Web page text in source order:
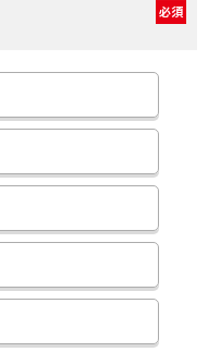
必須